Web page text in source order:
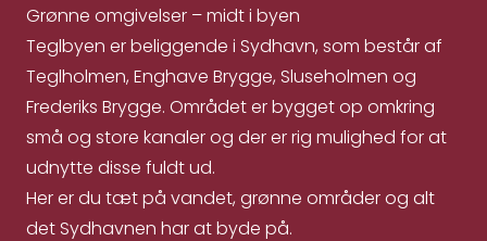
Grønne omgivelser – midt i byen
Teglbyen er beliggende i Sydhavn, som består af
Teglholmen, Enghave Brygge, Sluseholmen og
Frederiks Brygge. Området er bygget op omkring
små og store kanaler og der er rig mulighed for at
udnytte disse fuldt ud.
Her er du tæt på vandet, grønne områder og alt
det Sydhavnen har at byde på.